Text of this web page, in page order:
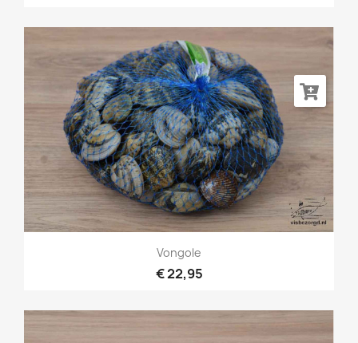
Vongole
€ 22,95